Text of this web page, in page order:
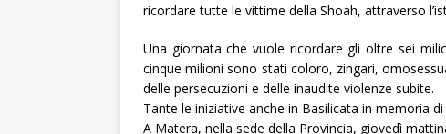
ricordare tutte le vittime della Shoah, attraverso
Una giornata che vuole ricordare gli oltre sei
cinque milioni sono stati coloro, zingari,
delle persecuzioni e delle inaudite violenze subite.
Tante le iniziative anche in Basilicata in memoria
A Matera, nella sede della Provincia, giovedì